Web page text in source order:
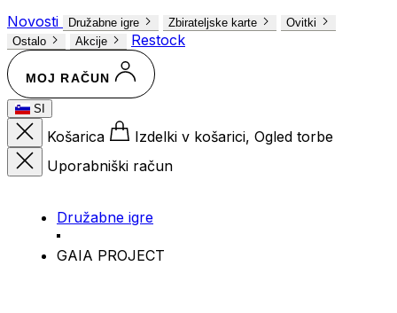
Novosti
Družabne igre Zbirateljske karte
Ovitki
Ostalo
Akcije Restock
MOJ RAČUN
SI
Košarica
Izdelki v košarici, Ogled torbe
Uporabniški račun
Družabne igre
GAIA PROJECT